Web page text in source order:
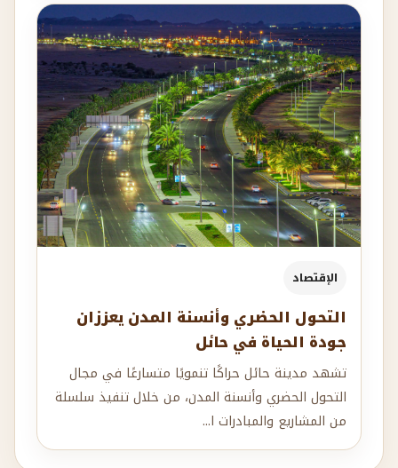
الإقتصاد
التحول الحضري وأنسنة المدن يعززان
جودة الحياة في حائل
تشهد مدينة حائل حراكًا تنمويًا متسارعًا في مجال
التحول الحضري وأنسنة المدن، من خلال تنفيذ سلسلة
من المشاريع والمبادرات ا...